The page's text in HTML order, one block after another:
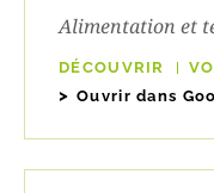
Alimentation et
DÉCOUVRIR
Ouvrir dans